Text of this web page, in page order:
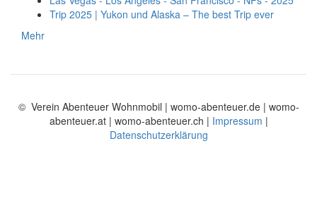
Trip 2025 | Yukon und Alaska – The best Trip ever
Mehr
© Verein Abenteuer Wohnmobil | womo-abenteuer.de | womo-
abenteuer.at | womo-abenteuer.ch | Impressum |
Datenschutzerklärung